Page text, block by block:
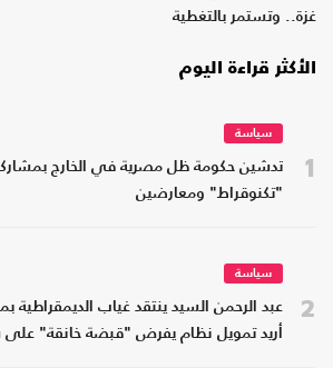
غزة.. وتستمر بالتغطية
الأكثر قراءة اليوم
1
سياسة
تدشين حكومة ظل مصرية في الخارج
"تكنوقراط" ومعارضين
2
سياسة
عبد الرحمن السيد ينتقد غياب الديمقراطية
أريد تمويل نظام يفرض "قبضة خانقة"